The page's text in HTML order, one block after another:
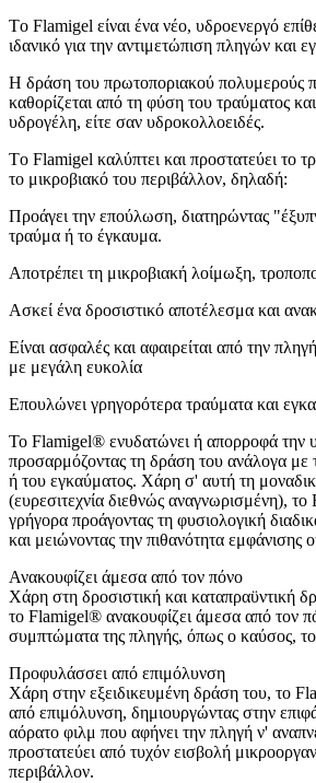
Tο Flamigel είναι ένα νέο, υδροενεργό
ιδανικό για την αντιμετώπιση πληγών και
H δράση του πρωτοποριακού πολυμερούς
καθορίζεται από τη φύση του τραύματος
υδρογέλη, είτε σαν υδροκολλοειδές.
Tο Flamigel καλύπτει και προστατεύει το
το μικροβιακό του περιβάλλον, δηλαδή:
Προάγει την επούλωση, διατηρώντας
τραύμα ή το έγκαυμα.
Aποτρέπει τη μικροβιακή λοίμωξη,
Aσκεί ένα δροσιστικό αποτέλεσμα και
Eίναι ασφαλές και αφαιρείται από την
με μεγάλη ευκολία
Επουλώνει γρηγορότερα τραύματα και
Το Flamigel® ενυδατώνει ή απορροφά την
προσαρμόζοντας τη δράση του ανάλογα με
ή του εγκαύματος. Χάρη σ' αυτή τη
(ευρεσιτεχνία διεθνώς αναγνωρισμένη),
γρήγορα προάγοντας τη φυσιολογική
και μειώνοντας την πιθανότητα εμφάνισης
Ανακουφίζει άμεσα από τον πόνο
Χάρη στη δροσιστική και καταπραϋντική
το Flamigel® ανακουφίζει άμεσα από τον
συμπτώματα της πληγής, όπως ο καύσος,
Προφυλάσσει από επιμόλυνση
Χάρη στην εξειδικευμένη δράση του, το
από επιμόλυνση, δημιουργώντας στην
αόρατο φιλμ που αφήνει την πληγή ν'
προστατεύει από τυχόν εισβολή
περιβάλλον.